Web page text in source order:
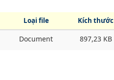
Loại file Kích thước
Document 897,23 KB